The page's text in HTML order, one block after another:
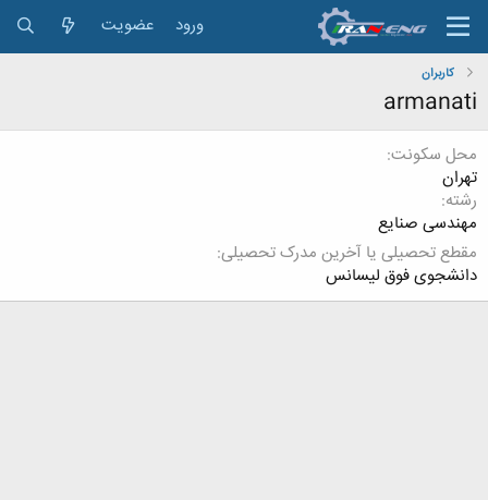
ورود عضویت
کاربران
armanati
محل سکونت
تهران
رشته
مهندسی صنایع
مقطع تحصیلی یا آخرین مدرک تحصیلی
دانشجوی فوق لیسانس